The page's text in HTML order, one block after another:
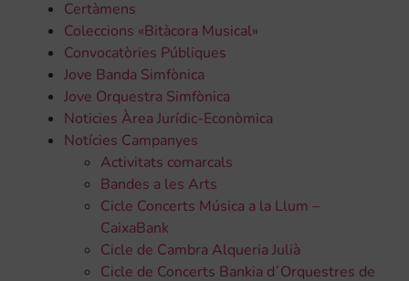
Certàmens
Coleccions «Bitàcora Musical»
Convocatòries Públiques
Jove Banda Simfònica
Jove Orquestra Simfònica
Noticies Àrea Jurídic-Econòmica
Notícies Campanyes
Activitats comarcals
Bandes a les Arts
Cicle Concerts Música a la Llum –
CaixaBank
Cicle de Cambra Alqueria Julià
Cicle de Concerts Bankia d´Orquestres de